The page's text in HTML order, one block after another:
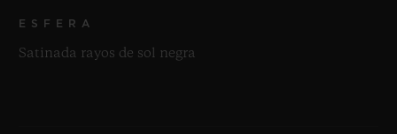
ESFERA
Satinada rayos de sol negra